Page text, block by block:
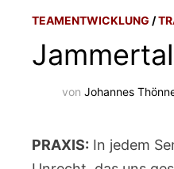
TEAMENTWICKLUNG /
Jammertal
vonJohannes
PRAXIS: In jedem